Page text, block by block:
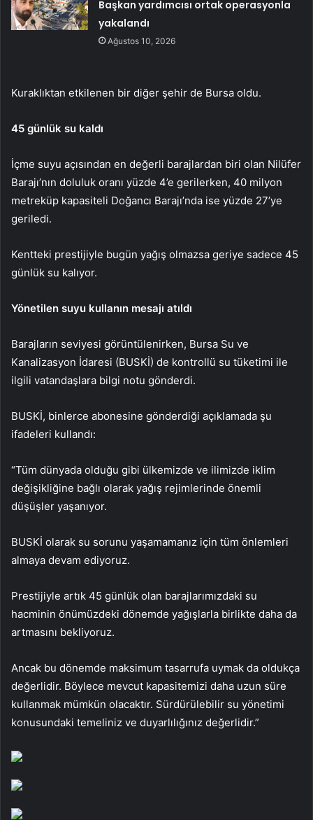
Başkan yardımcısı ortak operasyonla
yakalandı
Ağustos 10, 2026
Kuraklıktan etkilenen bir diğer şehir de Bursa oldu.
45 günlük su kaldı
İçme suyu açısından en değerli barajlardan biri olan Nilüfer
Barajı’nın doluluk oranı yüzde 4’e gerilerken, 40 milyon
metreküp kapasiteli Doğancı Barajı’nda ise yüzde 27’ye
geriledi.
Kentteki prestijiyle bugün yağış olmazsa geriye sadece 45
günlük su kalıyor.
Yönetilen suyu kullanın mesajı atıldı
Barajların seviyesi görüntülenirken, Bursa Su ve
Kanalizasyon İdaresi (BUSKİ) de kontrollü su tüketimi ile
ilgili vatandaşlara bilgi notu gönderdi.
BUSKİ, binlerce abonesine gönderdiği açıklamada şu
ifadeleri kullandı:
“Tüm dünyada olduğu gibi ülkemizde ve ilimizde iklim
değişikliğine bağlı olarak yağış rejimlerinde önemli
düşüşler yaşanıyor.
BUSKİ olarak su sorunu yaşamamanız için tüm önlemleri
almaya devam ediyoruz.
Prestijiyle artık 45 günlük olan barajlarımızdaki su
hacminin önümüzdeki dönemde yağışlarla birlikte daha da
artmasını bekliyoruz.
Ancak bu dönemde maksimum tasarrufa uymak da oldukça
değerlidir. Böylece mevcut kapasitemizi daha uzun süre
kullanmak mümkün olacaktır. Sürdürülebilir su yönetimi
konusundaki temeliniz ve duyarlılığınız değerlidir.”